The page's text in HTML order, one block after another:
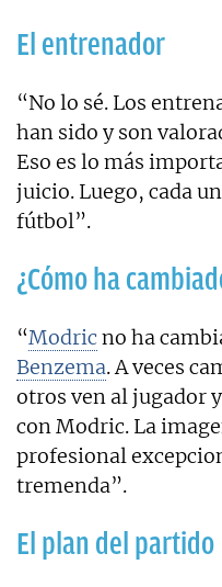
El entrenador
“No lo sé. Los
han sido y son
Eso es lo más
juicio. Luego, cada
fútbol”.
¿Cómo ha
“Modricno ha
Benzema. A veces
otros ven al jugador
con Modric. La
profesional
tremenda”.
El plan del partido